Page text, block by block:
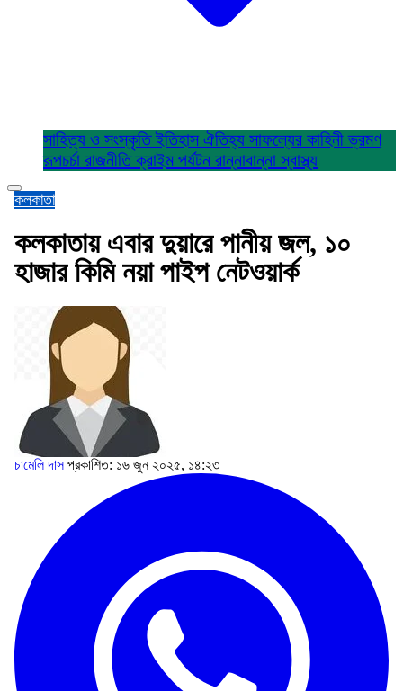
সাহিত্য ও সংস্কৃতিইতিহাস ঐতিহ্য সাফল্যের কাহিনীভ্রমণ
রূপচর্চা রাজনীতিক্রাইম পর্যটন রান্নাবান্নাস্বাস্থ্য
কলকাতা
কলকাতায় এবার দুয়ারে পানীয় জল, ১০
হাজার কিমি নয়া পাইপ নেটওয়ার্ক
চামেলি দাস প্রকাশিত: ১৬ জুন ২০২৫, ১৪:২৩